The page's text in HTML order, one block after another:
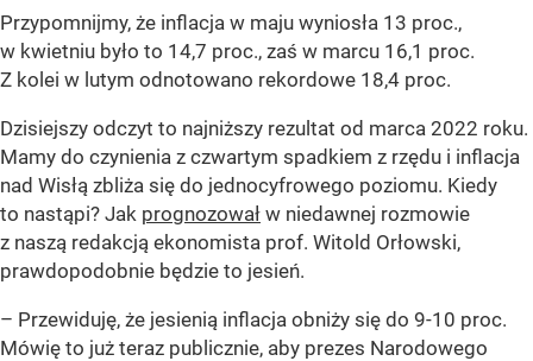
Przypomnijmy, że inflacja w maju wyniosła 13 proc.,
w kwietniu było to 14,7 proc., zaś w marcu 16,1 proc.
Z kolei w lutym odnotowano rekordowe 18,4 proc.
Dzisiejszy odczyt to najniższy rezultat od marca 2022 roku.
Mamy do czynienia z czwartym spadkiem z rzędu i inflacja
nad Wisłą zbliża się do jednocyfrowego poziomu. Kiedy
to nastąpi? Jak prognozował w niedawnej rozmowie
z naszą redakcją ekonomista prof. Witold Orłowski,
prawdopodobnie będzie to jesień.
– Przewiduję, że jesienią inflacja obniży się do 9-10 proc.
Mówię to już teraz publicznie, aby prezes Narodowego